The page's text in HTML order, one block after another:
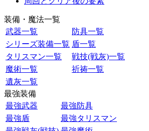
装備・魔法一覧
武器一覧
防具一覧
シリーズ装備一覧 盾一覧
タリスマン一覧
戦技(戦灰)一覧
魔術一覧
祈祷一覧
遺灰一覧
最強装備
最強武器
最強防具
最強盾
最強タリスマン